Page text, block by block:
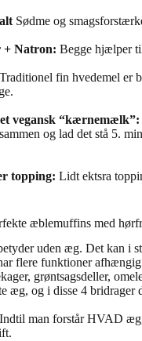
Sødme og
+ Natron: Begge hjælper
Traditionel fin hvedemel er
vegansk “kærnemælk”:
og lad det stå 5.
topping: Lidt ektsra
æblemuffins med
uden æg. Det kan i
flere funktioner
grøntsagsdeller,
æg, og i disse 4 bridrager
man forstår HVAD